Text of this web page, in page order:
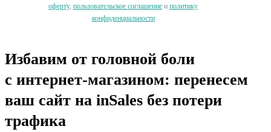
оферту, пользовательское соглашение и политику
конфиденциальности
Избавим от головной боли
с интернет-магазином: перенесем
ваш сайт на inSales без потери
трафика